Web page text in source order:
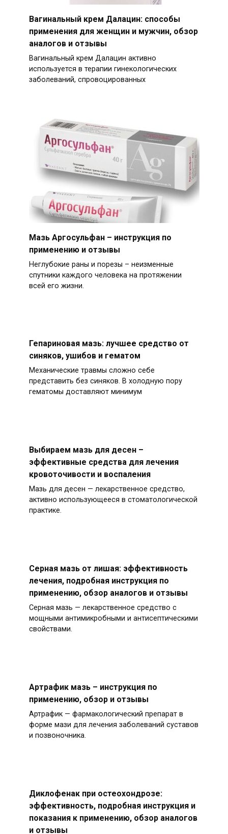
Вагинальный крем Далацин: способы
применения для женщин и мужчин, обзор
аналогов и отзывы
Вагинальный крем Далацин активно
используется в терапии гинекологических
заболеваний, спровоцированных
Мазь Аргосульфан – инструкция по
применению и отзывы
Неглубокие раны и порезы – неизменные
спутники каждого человека на протяжении
всей его жизни.
Гепариновая мазь: лучшее средство от
синяков, ушибов и гематом
Механические травмы сложно себе
представить без синяков. В холодную пору
гематомы доставляют минимум
Выбираем мазь для десен –
эффективные средства для лечения
кровоточивости и воспаления
Мазь для десен — лекарственное средство,
активно использующееся в стоматологической
практике.
Серная мазь от лишая: эффективность
лечения, подробная инструкция по
применению, обзор аналогов и отзывы
Серная мазь — лекарственное средство с
мощными антимикробными и антисептическими
свойствами.
Артрафик мазь – инструкция по
применению, обзор и отзывы
Артрафик — фармакологический препарат в
форме мази для лечения заболеваний суставов
и позвоночника.
Диклофенак при остеохондрозе:
эффективность, подробная инструкция и
показания к применению, обзор аналогов
и отзывы